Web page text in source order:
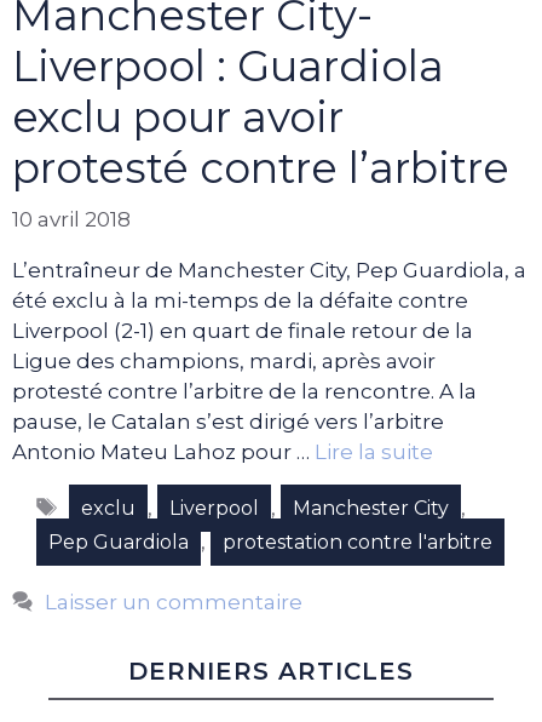
Manchester City-
Liverpool : Guardiola
exclu pour avoir
protesté contre l’arbitre
10 avril 2018
L’entraîneur de Manchester City, Pep Guardiola, a
été exclu à la mi-temps de la défaite contre
Liverpool (2-1) en quart de finale retour de la
Ligue des champions, mardi, après avoir
protesté contre l’arbitre de la rencontre. A la
pause, le Catalan s’est dirigé vers l’arbitre
Antonio Mateu Lahoz pour … Lire la suite
Étiquettes
exclu , Liverpool , Manchester City ,
Pep Guardiola , protestation contre l'arbitre
Laisser un commentaire
DERNIERS ARTICLES